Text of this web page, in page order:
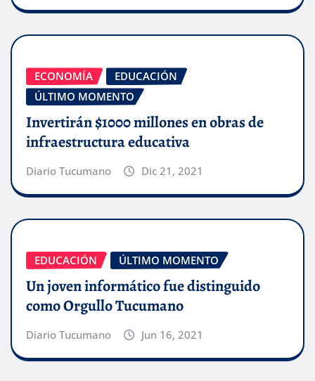
ECONOMÍA
EDUCACIÓN
ÚLTIMO MOMENTO
Invertirán $1000 millones en obras de
infraestructura educativa
Diario Tucumano Dic 21, 2021
EDUCACIÓN ÚLTIMO MOMENTO
Un joven informático fue distinguido
como Orgullo Tucumano
Diario Tucumano Jun 16, 2021